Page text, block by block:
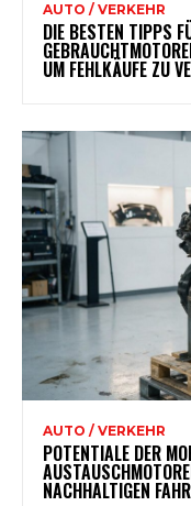
AUTO / VERKEHR
DIE BESTEN TIPPS
UM FEHLKÄUFE ZU
AUTO / VERKEHR
POTENTIALE DER
NACHHALTIGEN